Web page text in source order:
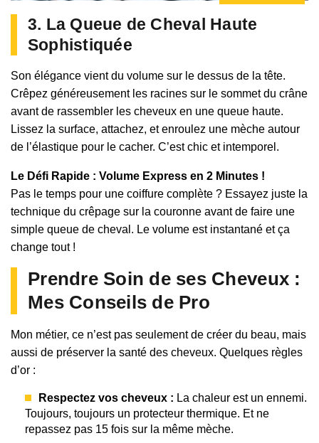
3. La Queue de Cheval Haute
Sophistiquée
Son élégance vient du volume sur le dessus de la tête.
Crêpez généreusement les racines sur le sommet du crâne
avant de rassembler les cheveux en une queue haute.
Lissez la surface, attachez, et enroulez une mèche autour
de l’élastique pour le cacher. C’est chic et intemporel.
Le Défi Rapide : Volume Express en 2 Minutes !
Pas le temps pour une coiffure complète ? Essayez juste la
technique du crêpage sur la couronne avant de faire une
simple queue de cheval. Le volume est instantané et ça
change tout !
Prendre Soin de ses Cheveux :
Mes Conseils de Pro
Mon métier, ce n’est pas seulement de créer du beau, mais
aussi de préserver la santé des cheveux. Quelques règles
d’or :
Respectez vos cheveux : La chaleur est un ennemi.
Toujours, toujours un protecteur thermique. Et ne
repassez pas 15 fois sur la même mèche.